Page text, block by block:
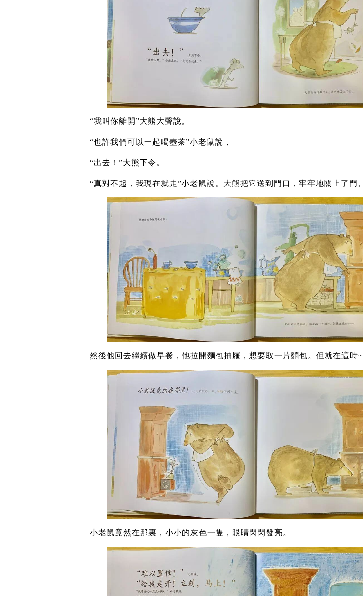
“我叫你離開”大熊大聲說。
“也許我們可以一起喝壺茶”小老鼠說，
“出去！”大熊下令。
“真對不起，我現在就走”小老鼠說。大熊把它送到門口，牢牢地關上了門。
然後他回去繼續做早餐，他拉開麵包抽屜，想要取一片麵包。但就在這時~
小老鼠竟然在那裏，小小的灰色一隻，眼睛閃閃發亮。